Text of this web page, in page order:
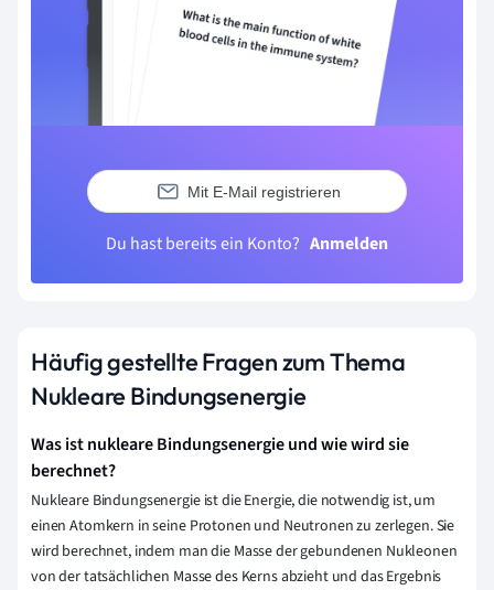
Mit E-Mail registrieren
Du hast bereits ein Konto? Anmelden
Häufig gestellte Fragen zum Thema
Nukleare Bindungsenergie
Was ist nukleare Bindungsenergie und wie wird sie
berechnet?
Nukleare Bindungsenergie ist die Energie, die notwendig ist, um
einen Atomkern in seine Protonen und Neutronen zu zerlegen. Sie
wird berechnet, indem man die Masse der gebundenen Nukleonen
von der tatsächlichen Masse des Kerns abzieht und das Ergebnis